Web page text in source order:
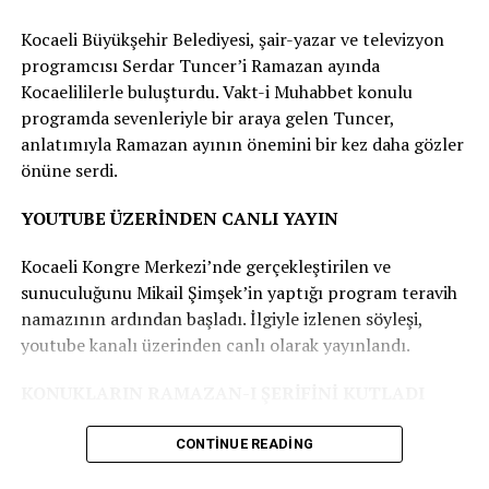
ağaçların canlıların yaşamındaki önemini kavrar.
HAYAL TIRI PROGRAMI
15 Mart 13.00 İzmit Akmeşe İlkokulu Okul Müdürü, 21
Mart 13.00 İzmit Solaklar İlkokulu, 22 Mart 13.00 İzmit
Fahrettin Paşa Ortaokulu Alt Caddesi, 28 Mart 13.00
İlkokulu, 2 Nisan 13.00 Kandıra Akçaova İlkokulu, 3
Nisan 13.00 Kandıra Anadolu Kalkınma Vakfı Bağırganlı
İlkokulu, 4 Nisan 13.00 Kandıra Kefken Şehit Oğuz Kır
İlkokulu, 5 Nisan 13.00 Kandıra Kocakaymaz Yunus
Kaynak: (BYZHA) Beyaz Haber Ajansı
Kocaeli Büyükşehir Belediyesi, şair-yazar ve televizyon
programcısı Serdar Tuncer’i Ramazan ayında
Kocaelililerle buluşturdu. Vakt-i Muhabbet konulu
programda sevenleriyle bir araya gelen Tuncer,
anlatımıyla Ramazan ayının önemini bir kez daha gözler
önüne serdi.
YOUTUBE ÜZERİNDEN CANLI YAYIN
Kocaeli Kongre Merkezi’nde gerçekleştirilen ve
sunuculuğunu Mikail Şimşek’in yaptığı program teravih
namazının ardından başladı. İlgiyle izlenen söyleşi,
youtube kanalı üzerinden canlı olarak yayınlandı.
Serdar Tuncer programa konukların Ramazan-ı
şeriflerini kutlayarak başladı. Ramazana kavuşmanın
CONTINUE READING